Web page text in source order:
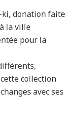
ki, donation faite
la ville
pour la
collection
avec ses